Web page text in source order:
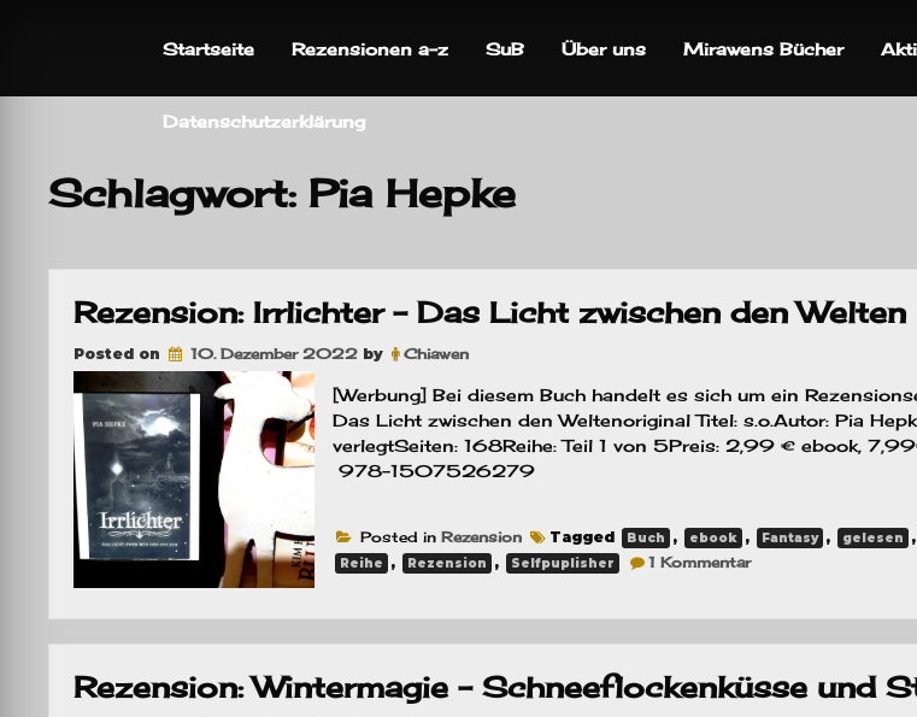
Startseite Rezensionen a-z SuB Über uns Mirawens Bücher
Datenschutzerklärung
Schlagwort: Pia Hepke
Rezension: Irrlichter – Das Licht zwischen den Welten
Posted on 10. Dezember 2022 by Chiawen
[Werbung] Bei diesem Buch handelt es sich um ein
Das Licht zwischen den Weltenoriginal Titel: s.o.Autor: Pia
verlegtSeiten: 168Reihe: Teil 1 von 5Preis: 2,99 € ebook,
978-1507526279
Posted in Rezension Tagged Buch , ebook , Fantasy , gelesen ,
Reihe , Rezension , Selfpuplisher 1 Kommentarzu
Licht
den
Welten
Rezension: Wintermagie – Schneeflockenküsse und